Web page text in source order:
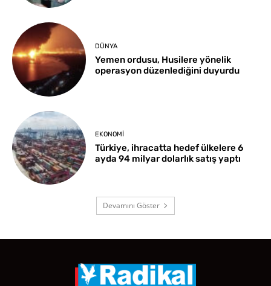
DÜNYA
Yemen ordusu, Husilere yönelik
operasyon düzenlediğini duyurdu
EKONOMI
Türkiye, ihracatta hedef ülkelere 6
ayda 94 milyar dolarlık satış yaptı
Devamını Göster